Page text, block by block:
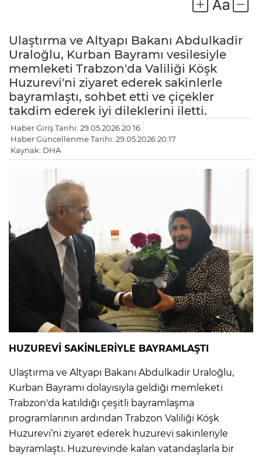
Ulaştırma ve Altyapı Bakanı Abdulkadir
Uraloğlu, Kurban Bayramı vesilesiyle
memleketi Trabzon'da Valiliği Köşk
Huzurevi'ni ziyaret ederek sakinlerle
bayramlaştı, sohbet etti ve çiçekler
takdim ederek iyi dileklerini iletti.
Haber Giriş Tarihi: 29.05.2026 20:16
Haber Güncellenme Tarihi: 29.05.2026 20:17
Kaynak: DHA
HUZUREVİ SAKİNLERİYLE BAYRAMLAŞTI
Ulaştırma ve Altyapı Bakanı Abdulkadir Uraloğlu,
Kurban Bayramı dolayısıyla geldiği memleketi
Trabzon'da katıldığı çeşitli bayramlaşma
programlarının ardından Trabzon Valiliği Köşk
Huzurevi’ni ziyaret ederek huzurevi sakinleriyle
bayramlaştı. Huzurevinde kalan vatandaşlarla bir